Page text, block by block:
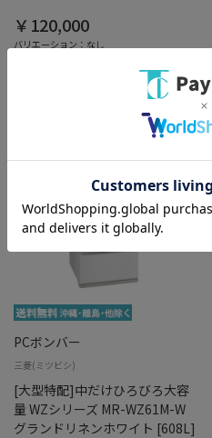
￥120,000
バリエーション：なし
PCボンバー
三菱(ミツビシ)
[大型特配]中だけひろびろ大容
量 WZシリーズ MR-WZ61M-W
グランドリネンホワイト [608L]